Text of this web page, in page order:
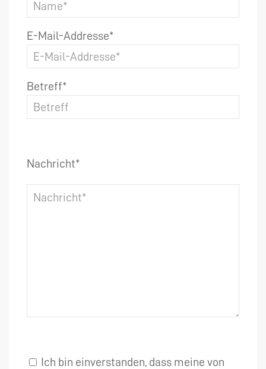
E-Mail-Addresse*
Betreff*
Nachricht*
Ich bin einverstanden, dass meine von